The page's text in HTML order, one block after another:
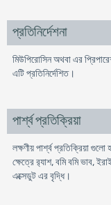
প্রতিনির্দেশনা
মিউপিরোসিন অথবা এর
এটি প্রতিনির্দেশিত।
পার্শ্ব প্রতিক্রিয়া
লক্ষণীয় পার্শ্ব প্রতিক্রিয়া গুলো
ক্ষেত্রে র‌্যাশ, বমি বমি ভাব,
এক্সেডুট এর বৃদ্ধি।